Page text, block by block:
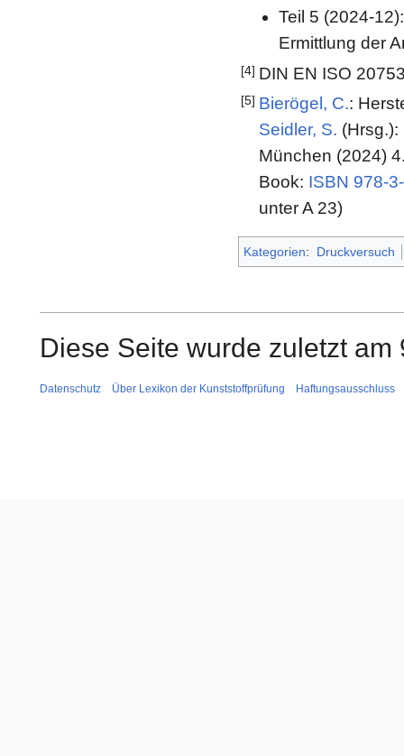
Teil 5 (2024-
Ermittlung der
[4] DIN EN ISO
[5] Bierögel, C.:
Seidler, S.
München (2024)
Book: ISBN 978-
unter A 23)
Kategorien: Druckversuch
Diese Seite wurde zuletzt
Datenschutz Über Lexikon der Kunststoffprüfung Haftungsausschluss